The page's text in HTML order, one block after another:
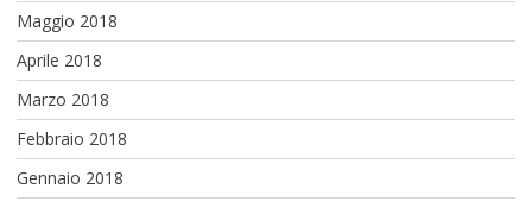
Maggio 2018
Aprile 2018
Marzo 2018
Febbraio 2018
Gennaio 2018